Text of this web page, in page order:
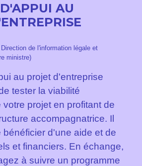
AU
de l'information légale et
ministre)
au projet d'entreprise
tester la viabilité
projet en profitant de
accompagnatrice. Il
bénéficier d'une aide et de
et financiers. En échange,
à suivre un programme